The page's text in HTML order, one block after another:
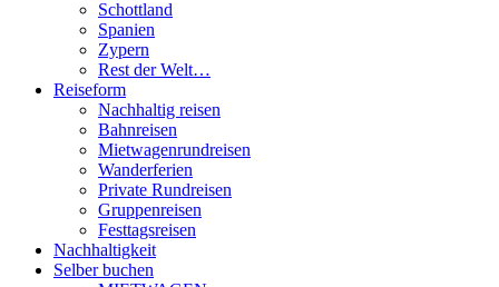
Schottland
Spanien
Zypern
Rest der Welt…
Reiseform
Nachhaltig reisen
Bahnreisen
Mietwagenrundreisen
Wanderferien
Private Rundreisen
Gruppenreisen
Festtagsreisen
Nachhaltigkeit
Selber buchen